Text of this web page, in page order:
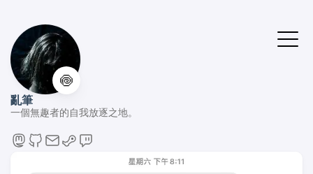
🍥
亂筆
一個無趣者的自我放逐之地。